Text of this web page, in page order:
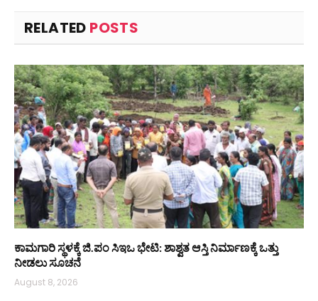
RELATED POSTS
ಕಾಮಗಾರಿ ಸ್ಥಳಕ್ಕೆ ಜಿ.ಪಂ ಸಿಇಒ ಭೇಟಿ: ಶಾಶ್ವತ ಆಸ್ತಿ ನಿರ್ಮಾಣಕ್ಕೆ ಒತ್ತು
ನೀಡಲು ಸೂಚನೆ
August 8, 2026